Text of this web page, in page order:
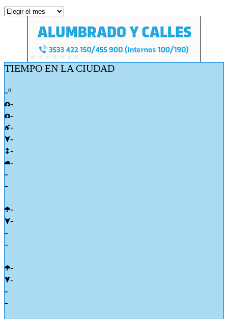
Archivos
TIEMPO EN LA CIUDAD
-º
-
-
-
-
-
-
-
-
-
-
-
-
-
-
-
-